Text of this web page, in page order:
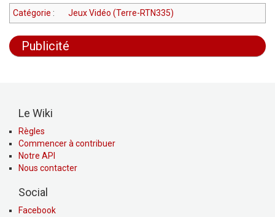
Catégorie : Jeux Vidéo (Terre-RTN335)
Publicité
Le Wiki
Règles
Commencer à contribuer
Notre API
Nous contacter
Social
Facebook